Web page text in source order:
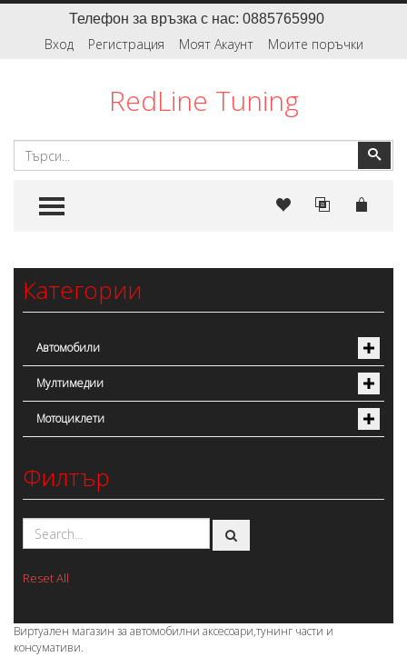
Телефон за връзка с нас: 0885765990
Вход Регистрация Моят Акаунт Моите поръчки
RedLine Tuning
TOGGLE MENU
Категории
Автомобили
Мултимедии
Мотоциклети
Филтър
Reset All
Виртуален магазин за автомобилни аксесоари,тунинг части и
консумативи.